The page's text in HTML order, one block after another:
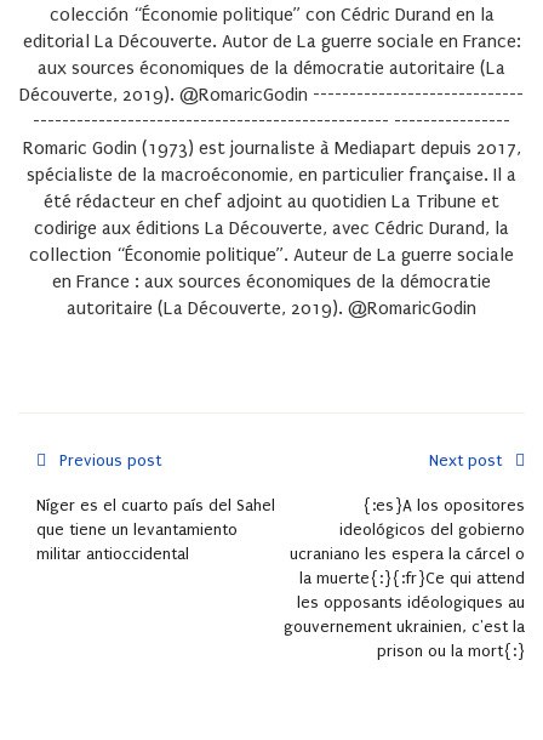
colección “Économie politique” con Cédric Durand en la
editorial La Découverte. Autor de La guerre sociale en France:
aux sources économiques de la démocratie autoritaire (La
Découverte, 2019). @RomaricGodin -----------------------------
------------------------------------------------- ----------------
Romaric Godin (1973) est journaliste à Mediapart depuis 2017,
spécialiste de la macroéconomie, en particulier française. Il a
été rédacteur en chef adjoint au quotidien La Tribune et
codirige aux éditions La Découverte, avec Cédric Durand, la
collection “Économie politique”. Auteur de La guerre sociale
en France : aux sources économiques de la démocratie
autoritaire (La Découverte, 2019). @RomaricGodin
Previous post
Níger es el cuarto país del Sahel
que tiene un levantamiento
militar antioccidental
Next post
{:es}A los opositores
ideológicos del gobierno
ucraniano les espera la cárcel o
la muerte{:}{:fr}Ce qui attend
les opposants idéologiques au
gouvernement ukrainien, c'est la
prison ou la mort{:}